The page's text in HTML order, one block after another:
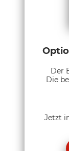
Der
Die
Jetzt